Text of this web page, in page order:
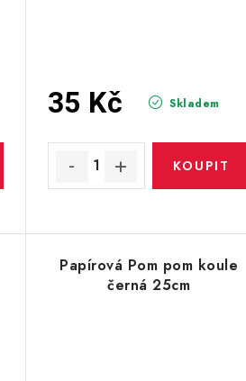
Skladem
35 Kč
Papírová Pom pom koule
černá 25cm